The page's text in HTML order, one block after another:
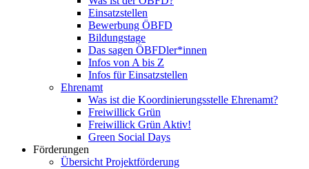
Einsatzstellen
Bewerbung ÖBFD
Bildungstage
Das sagen ÖBFDler*innen
Infos von A bis Z
Infos für Einsatzstellen
Ehrenamt
Was ist die Koordinierungsstelle Ehrenamt?
Freiwillick Grün
Freiwillick Grün Aktiv!
Green Social Days
Förderungen
Übersicht Projektförderung